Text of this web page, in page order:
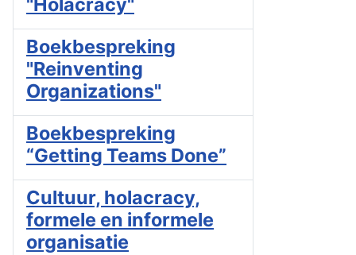
"Holacracy"
Boekbespreking
"Reinventing
Organizations"
Boekbespreking
“Getting Teams Done”
Cultuur, holacracy,
formele en informele
organisatie